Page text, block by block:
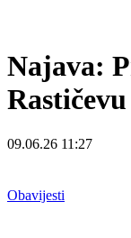
Najava:
09.06.26 11:27
Obavijesti